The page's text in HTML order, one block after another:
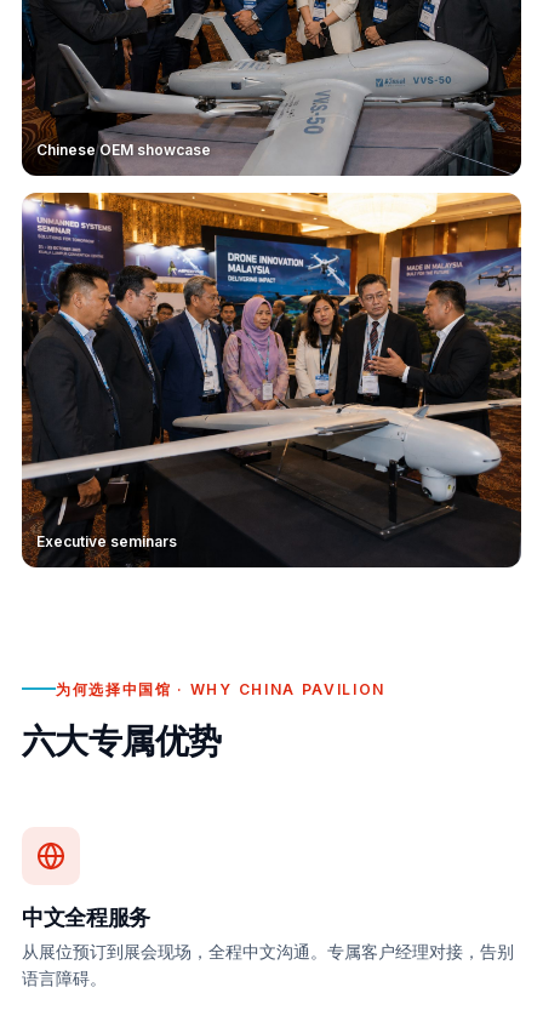
Chinese OEM showcase
Executive seminars
为何选择中国馆 · WHY CHINA PAVILION
六大专属优势
中文全程服务
从展位预订到展会现场，全程中文沟通。专属客户经理对接，告别
语言障碍。